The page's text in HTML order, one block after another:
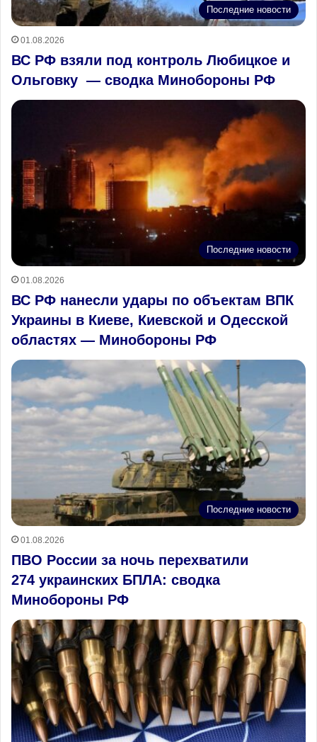
Последние новости
01.08.2026
ВС РФ взяли под контроль Любицкое и
Ольговку — сводка Минобороны РФ
Последние новости
01.08.2026
ВС РФ нанесли удары по объектам ВПК
Украины в Киеве, Киевской и Одесской
областях — Минобороны РФ
Последние новости
01.08.2026
ПВО России за ночь перехватили
274 украинских БПЛА: сводка
Минобороны РФ